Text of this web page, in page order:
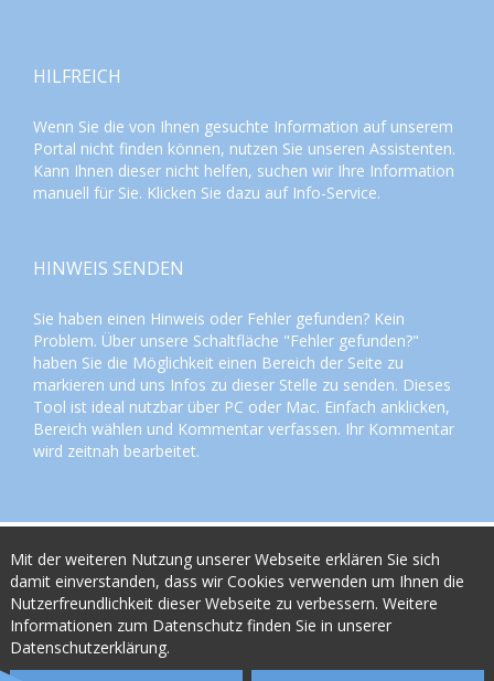
HILFREICH
Wenn Sie die von Ihnen gesuchte Information auf unserem
Portal nicht finden können, nutzen Sie unseren Assistenten.
Kann Ihnen dieser nicht helfen, suchen wir Ihre Information
manuell für Sie. Klicken Sie dazu auf Info-Service.
HINWEIS SENDEN
Sie haben einen Hinweis oder Fehler gefunden? Kein
Problem. Über unsere Schaltfläche "Fehler gefunden?"
haben Sie die Möglichkeit einen Bereich der Seite zu
markieren und uns Infos zu dieser Stelle zu senden. Dieses
Tool ist ideal nutzbar über PC oder Mac. Einfach anklicken,
Bereich wählen und Kommentar verfassen. Ihr Kommentar
wird zeitnah bearbeitet.
powerd by:
© 2015Solarthermie Info
Impressum
Mit der weiteren Nutzung unserer Webseite erklären Sie sich
damit einverstanden, dass wir Cookies verwenden um Ihnen die
Nutzerfreundlichkeit dieser Webseite zu verbessern. Weitere
Informationen zum Datenschutz finden Sie in unserer
Datenschutzerklärung.